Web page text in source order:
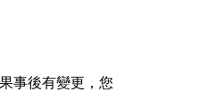
事後有變更，您